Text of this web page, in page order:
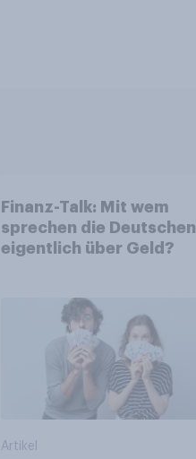
Finanz-Talk: Mit wem
sprechen die Deutschen
eigentlich über Geld?
Artikel